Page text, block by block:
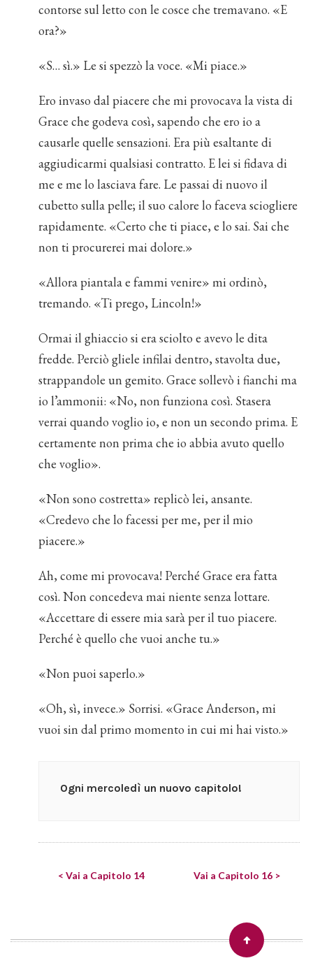
contorse sul letto con le cosce che tremavano. «E
ora?»
«S… sì.» Le si spezzò la voce. «Mi piace.»
Ero invaso dal piacere che mi provocava la vista di
Grace che godeva così, sapendo che ero io a
causarle quelle sensazioni. Era più esaltante di
aggiudicarmi qualsiasi contratto. E lei si fidava di
me e me lo lasciava fare. Le passai di nuovo il
cubetto sulla pelle; il suo calore lo faceva sciogliere
rapidamente. «Certo che ti piace, e lo sai. Sai che
non ti procurerei mai dolore.»
«Allora piantala e fammi venire» mi ordinò,
tremando. «Ti prego, Lincoln!»
Ormai il ghiaccio si era sciolto e avevo le dita
fredde. Perciò gliele infilai dentro, stavolta due,
strappandole un gemito. Grace sollevò i fianchi ma
io l’ammonii: «No, non funziona così. Stasera
verrai quando voglio io, e non un secondo prima. E
certamente non prima che io abbia avuto quello
che voglio».
«Non sono costretta» replicò lei, ansante.
«Credevo che lo facessi per me, per il mio
piacere.»
Ah, come mi provocava! Perché Grace era fatta
così. Non concedeva mai niente senza lottare.
«Accettare di essere mia sarà per il tuo piacere.
Perché è quello che vuoi anche tu.»
«Non puoi saperlo.»
«Oh, sì, invece.» Sorrisi. «Grace Anderson, mi
vuoi sin dal primo momento in cui mi hai visto.»
Ogni mercoledì un nuovo capitolo!
< Vai a Capitolo 14 Vai a Capitolo 16 >